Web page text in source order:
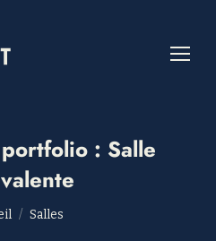
: Salle
ici :
Salles